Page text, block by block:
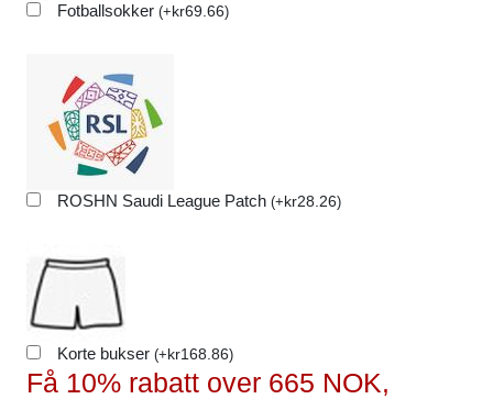
Fotballsokker (+kr69.66)
ROSHN Saudi League Patch (+kr28.26)
Korte bukser (+kr168.86)
Få 10% rabatt over 665 NOK,